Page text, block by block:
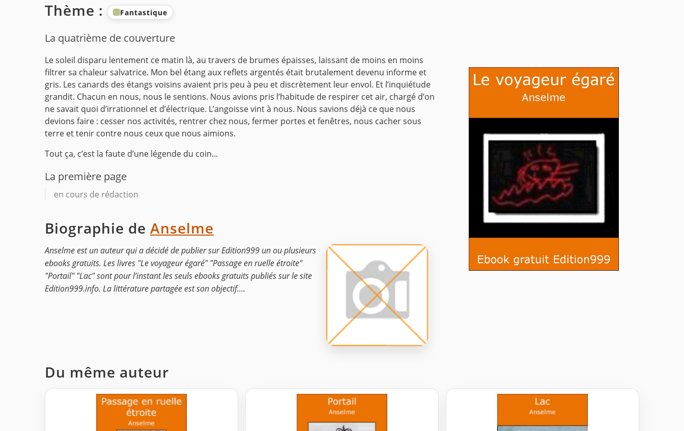
Thème : Fantastique
La quatrième de couverture
Le soleil disparu lentement ce matin là, au travers de brumes épaisses, laissant de moins en moins
filtrer sa chaleur salvatrice. Mon bel étang aux reflets argentés était brutalement devenu informe et
gris. Les canards des étangs voisins avaient pris peu à peu et discrètement leur envol. Et l’inquiétude
grandit. Chacun en nous, nous le sentions. Nous avions pris l’habitude de respirer cet air, chargé d’on
ne savait quoi d’irrationnel et d’électrique. L’angoisse vint à nous. Nous savions déjà ce que nous
devions faire : cesser nos activités, rentrer chez nous, fermer portes et fenêtres, nous cacher sous
terre et tenir contre nous ceux que nous aimions.
Tout ça, c’est la faute d’une légende du coin...
La première page
en cours de rédaction
Biographie de Anselme
Anselme est un auteur qui a décidé de publier sur Edition999 un ou plusieurs
ebooks gratuits. Les livres "Le voyageur égaré" "Passage en ruelle étroite"
"Portail" "Lac" sont pour l’instant les seuls ebooks gratuits publiés sur le site
Edition999.info. La littérature partagée est son objectif....
Du même auteur